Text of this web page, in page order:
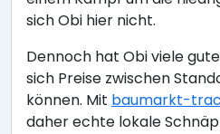
sich Obi hier nicht.
Dennoch hat Obi viele
sich Preise zwischen
können. Mit baumarkt-
daher echte lokale